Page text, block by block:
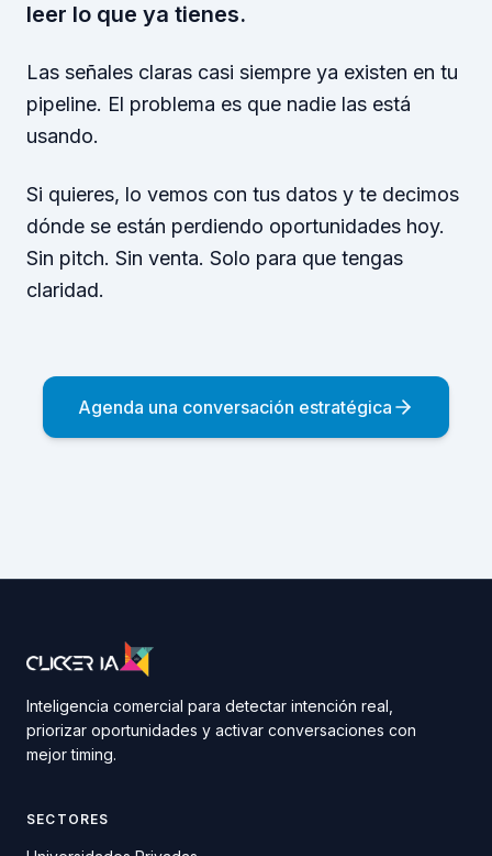
leer lo que ya tienes.
Las señales claras casi siempre ya existen en tu
pipeline. El problema es que nadie las está
usando.
Si quieres, lo vemos con tus datos y te decimos
dónde se están perdiendo oportunidades hoy.
Sin pitch. Sin venta. Solo para que tengas
claridad.
Agenda una conversación estratégica
Inteligencia comercial para detectar intención real,
priorizar oportunidades y activar conversaciones con
mejor timing.
SECTORES